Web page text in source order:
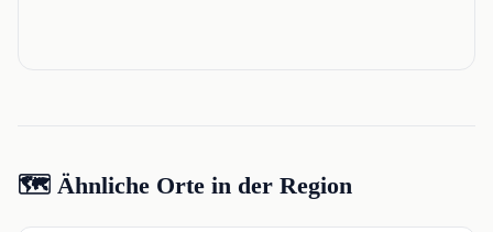
🗺️ Ähnliche Orte in der Region